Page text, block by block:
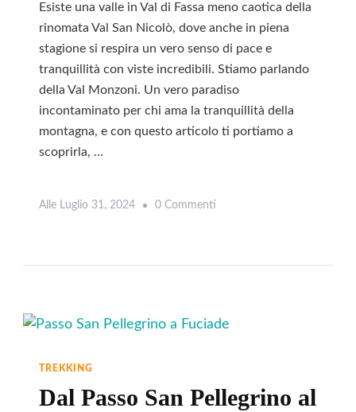
Esiste una valle in Val di Fassa meno caotica della
rinomata Val San Nicolò, dove anche in piena
stagione si respira un vero senso di pace e
tranquillità con viste incredibili. Stiamo parlando
della Val Monzoni. Un vero paradiso
incontaminato per chi ama la tranquillità della
montagna, e con questo articolo ti portiamo a
scoprirla, …
Alle Luglio 31, 2024 0 Commenti
In
In
TREKKING
Dal Passo San Pellegrino al